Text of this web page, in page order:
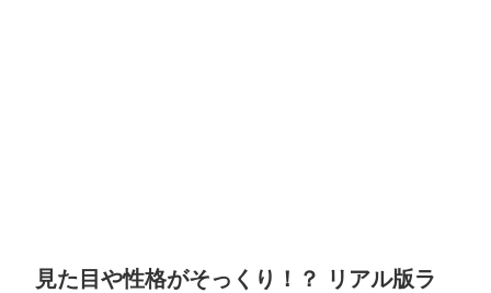
見た目や性格がそっくり！？ リアル版ラ